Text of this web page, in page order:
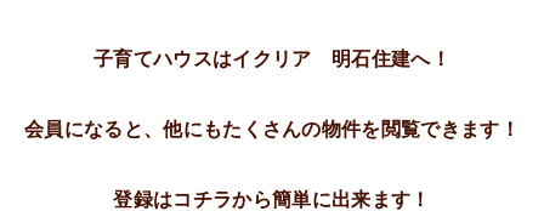
子育てハウスはイクリア 明石住建へ！
会員になると、他にもたくさんの物件を閲覧できます！
登録はコチラから簡単に出来ます！